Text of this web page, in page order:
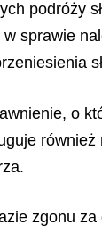
podróży
sprawie
o
również
zgonu za